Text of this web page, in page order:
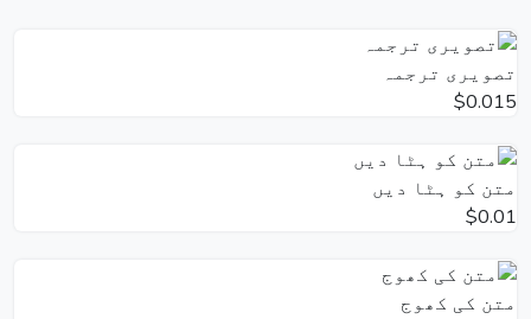
تصویری ترجمہ
$0.015
متن کو ہٹا دیں
$0.01
متن کی کھوج